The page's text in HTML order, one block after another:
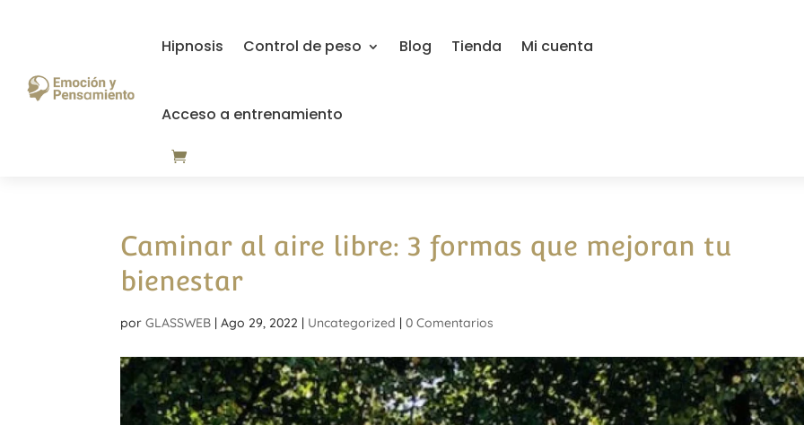
Hipnosis Control de peso Blog Tienda Mi cuenta
Acceso a entrenamiento
Caminar al aire libre: 3 formas que mejoran tu
bienestar
porGLASSWEB |Ago 29, 2022 | Uncategorized |0 Comentarios